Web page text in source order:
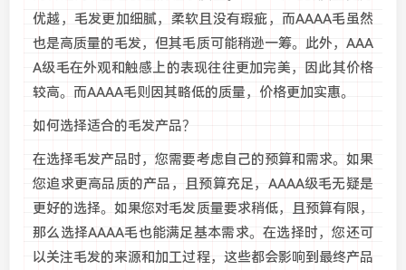
优越，毛发更加细腻，柔软且没有瑕疵，而AAAA毛虽然
也是高质量的毛发，但其毛质可能稍逊一筹。此外，AAA
A级毛在外观和触感上的表现往往更加完美，因此其价格
较高。而AAAA毛则因其略低的质量，价格更加实惠。
如何选择适合的毛发产品？
在选择毛发产品时，您需要考虑自己的预算和需求。如果
您追求更高品质的产品，且预算充足，AAAA级毛无疑是
更好的选择。如果您对毛发质量要求稍低，且预算有限，
那么选择AAAA毛也能满足基本需求。在选择时，您还可
以关注毛发的来源和加工过程，这些都会影响到最终产品